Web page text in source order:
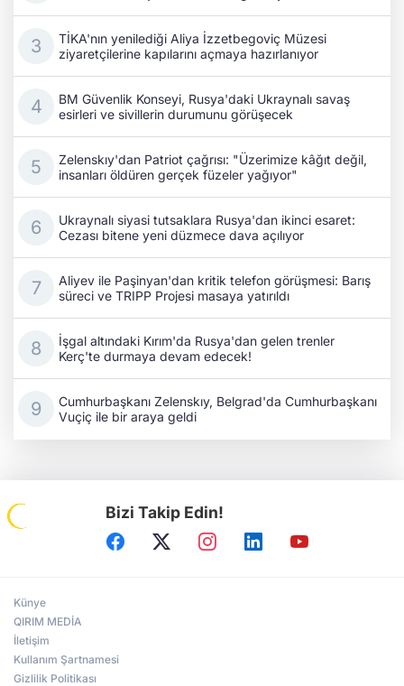
TİKA'nın yenilediği Aliya İzzetbegoviç Müzesi
ziyaretçilerine kapılarını açmaya hazırlanıyor
BM Güvenlik Konseyi, Rusya'daki Ukraynalı savaş
esirleri ve sivillerin durumunu görüşecek
Zelenskıy'dan Patriot çağrısı: "Üzerimize kâğıt değil,
insanları öldüren gerçek füzeler yağıyor"
Ukraynalı siyasi tutsaklara Rusya'dan ikinci esaret:
Cezası bitene yeni düzmece dava açılıyor
Aliyev ile Paşinyan'dan kritik telefon görüşmesi: Barış
süreci ve TRIPP Projesi masaya yatırıldı
İşgal altındaki Kırım'da Rusya'dan gelen trenler
Kerç'te durmaya devam edecek!
Cumhurbaşkanı Zelenskıy, Belgrad'da Cumhurbaşkanı
Vuçiç ile bir araya geldi
Bizi Takip Edin!
Künye
QIRIM MEDİA
İletişim
Kullanım Şartnamesi
Gizlilik Politikası